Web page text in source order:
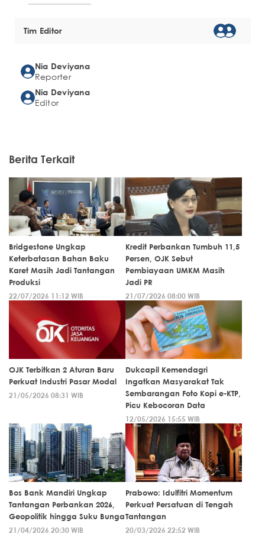
Tim Editor
Nia Deviyana
Reporter
Nia Deviyana
Editor
Berita Terkait
Bridgestone Ungkap
Keterbatasan Bahan Baku
Karet Masih Jadi Tantangan
Produksi
22/07/2026 11:12 WIB
Kredit Perbankan Tumbuh 11,5
Persen, OJK Sebut
Pembiayaan UMKM Masih
Jadi PR
21/07/2026 08:00 WIB
OJK Terbitkan 2 Aturan Baru
Perkuat Industri Pasar Modal
21/05/2026 08:31 WIB
Dukcapil Kemendagri
Ingatkan Masyarakat Tak
Sembarangan Foto Kopi e-KTP,
Picu Kebocoran Data
12/05/2026 15:55 WIB
Bos Bank Mandiri Ungkap
Tantangan Perbankan 2026,
Geopolitik hingga Suku Bunga
21/04/2026 20:30 WIB
Prabowo: Idulfitri Momentum
Perkuat Persatuan di Tengah
Tantangan
20/03/2026 22:52 WIB